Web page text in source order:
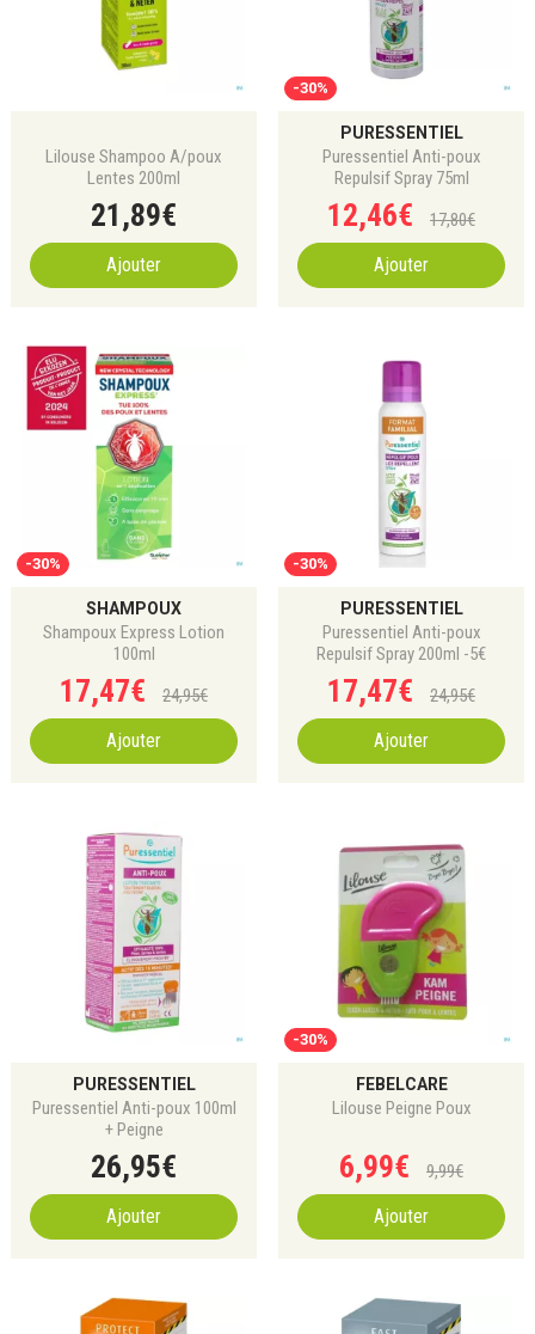
Lilouse Shampoo A/poux
Lentes 200ml
21 ,89€
Ajouter
-30%
PURESSENTIEL
Puressentiel Anti-poux
Repulsif Spray 75ml
12,46€ 17,80€
Ajouter
-30%
SHAMPOUX
Shampoux Express Lotion
100ml
17,47€ 24,95€
Ajouter
-30%
PURESSENTIEL
Puressentiel Anti-poux
Repulsif Spray 200ml -5€
17,47€ 24,95€
Ajouter
PURESSENTIEL
Puressentiel Anti-poux 100ml
+ Peigne
26,95€
Ajouter
-30%
FEBELCARE
Lilouse Peigne Poux
6,99€ 9,99€
Ajouter